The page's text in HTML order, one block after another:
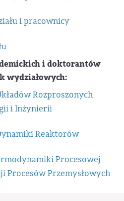
i pracownicy
i doktorantów
wydziałowych:
Rozproszonych
i Inżynierii
Reaktorów
Procesowej
Procesów Przemysłowych